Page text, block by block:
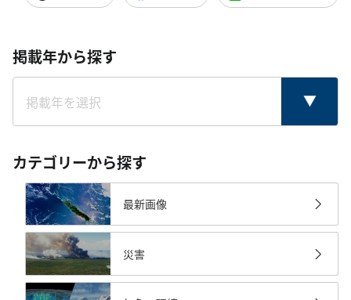
掲載年から探す
カテゴリーから探す
最新画像
災害